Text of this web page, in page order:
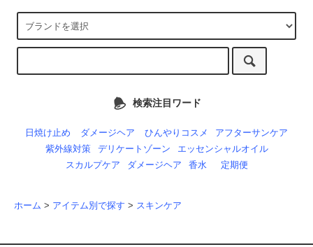
検索注目ワード
日焼け止め ダメージヘア ひんやりコスメ
アフターサンケア
紫外線対策
デリケートゾーン
エッセンシャルオイル
スカルプケア
ダメージヘア 香水 定期便
ホーム > アイテム別で探す > スキンケア